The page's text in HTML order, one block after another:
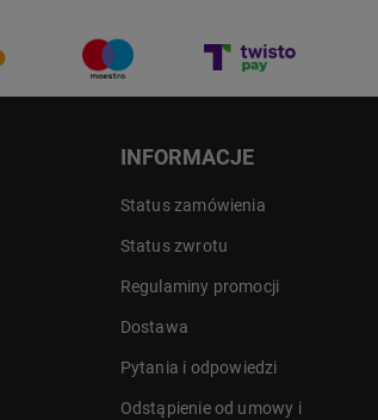
INFORMACJE
Status zamówienia
Status zwrotu
Regulaminy promocji
Dostawa
Pytania i odpowiedzi
Odstąpienie od umowy i